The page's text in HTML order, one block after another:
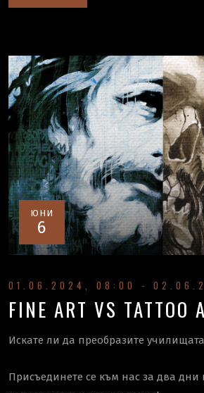
ЮНИ
6
01.06.2024, 08:00 -
FINE ART VS TATTOO
Искате ли да преобразите
Присъединете се към нас за два дни